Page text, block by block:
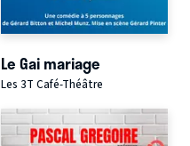
Le Gai mariage
Les 3T Café-Théâtre